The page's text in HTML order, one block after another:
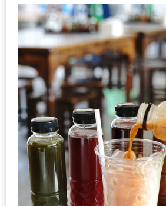
วงใน
แจก
ฟรี
LINE
GIFTCODE!
ลายแทง
ความ
อร่อย
ทั่ว
เชียงใหม่
ลุ้น